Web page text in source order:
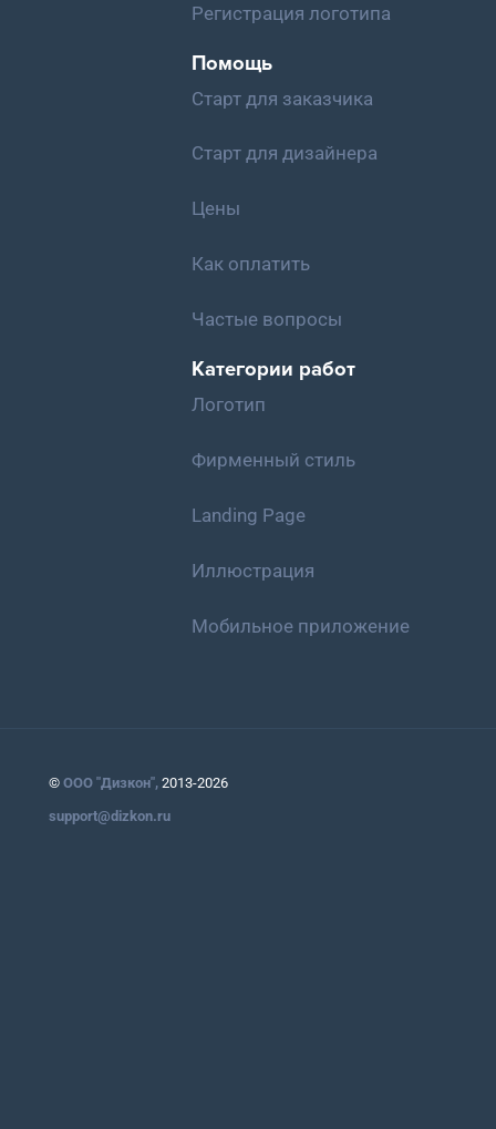
Регистрация логотипа
Помощь
Старт для заказчика
Старт для дизайнера
Цены
Как оплатить
Частые вопросы
Категории работ
Логотип
Фирменный стиль
Landing Page
Иллюстрация
Мобильное приложение
© ООО "Дизкон",2013-2026
support@dizkon.ru